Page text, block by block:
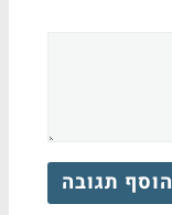
הוסף תגובה